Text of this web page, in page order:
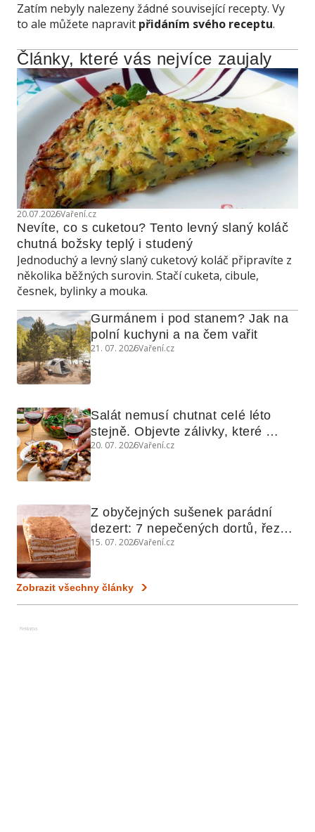
Zatím nebyly nalezeny žádné související recepty. Vy
to ale můžete napravit přidáním svého receptu.
Články, které vás nejvíce zaujaly
20.07.2026Vaření.cz
Nevíte, co s cuketou? Tento levný slaný koláč
chutná božsky teplý i studený
Jednoduchý a levný slaný cuketový koláč připravíte z
několika běžných surovin. Stačí cuketa, cibule,
česnek, bylinky a mouka.
Gurmánem i pod stanem? Jak na
polní kuchyni a na čem vařit
21. 07. 2026Vaření.cz
Salát nemusí chutnat celé léto
stejně. Objevte zálivky, které
využijete i na maso, nudle nebo
20. 07. 2026Vaření.cz
Z obyčejných sušenek parádní
dezert: 7 nepečených dortů, řezů
a koláčů
15. 07. 2026Vaření.cz
Zobrazit všechny články
Reklama